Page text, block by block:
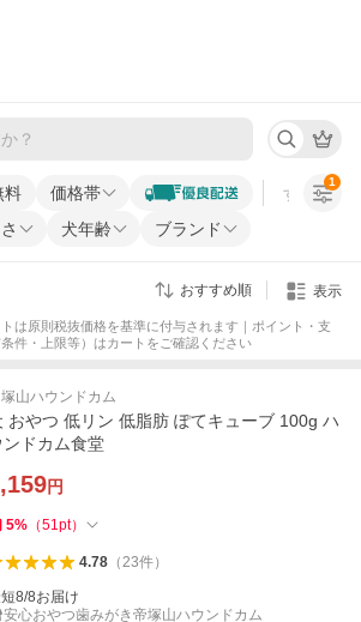
料 価格帯 すべての条
犬年齢 ブランド
1
おすすめ順 表示
トは原則税抜価格を基準に付与されます｜ポイント・支
件・上限等）はカートをご確認ください
山ハウンドカム
おやつ 低リン 低脂肪 ぽてキューブ 100g ハ
ンドカム食堂
円
5% （51pt）
4.78（23件）
8/8お届け
安心おやつ歯みがき帝塚山ハウンドカム